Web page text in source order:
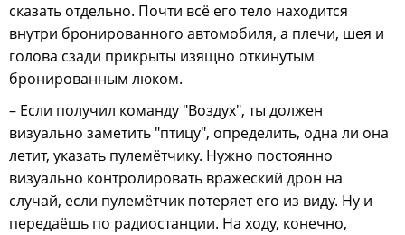
сказать отдельно. Почти всё его тело находится
внутри бронированного автомобиля, а плечи, шея и
голова сзади прикрыты изящно откинутым
бронированным люком.
– Если получил команду "Воздух", ты должен
визуально заметить "птицу", определить, одна ли она
летит, указать пулемётчику. Нужно постоянно
визуально контролировать вражеский дрон на
случай, если пулемётчик потеряет его из виду. Ну и
передаёшь по радиостанции. На ходу, конечно,